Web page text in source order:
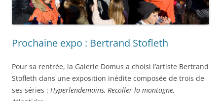
Prochaine expo : Bertrand Stofleth
Pour sa rentrée, la Galerie Domus a choisi l’artiste Bertrand
Stofleth dans une exposition inédite composée de trois de
ses séries : Hyperlendemains, Recoller la montagne,